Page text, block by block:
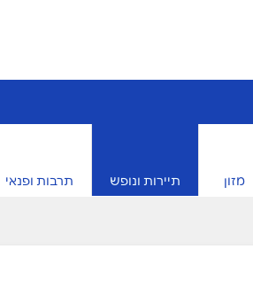
מזון תיירות ונופש תרבות ופנאי